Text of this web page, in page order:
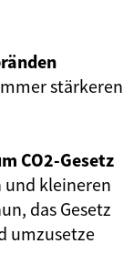
stärkeren
CO2-Gesetz
und kleineren
das Gesetz
umzusetze